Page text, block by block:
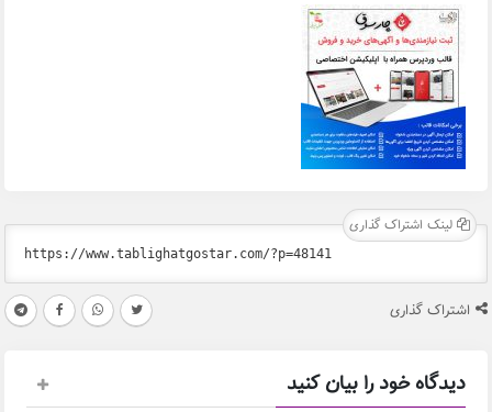
لینک اشتراک گذاری
اشتراک گذاری
دیدگاه خود را بیان کنید